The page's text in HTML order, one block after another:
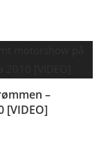
–
[VIDEO]